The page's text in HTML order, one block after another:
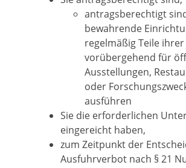
antragsberechtigt
bewahrende
regelmäßig Teile
vorübergehend für
Ausstellungen,
oder
ausführen
Sie die erforderlichen
eingereicht haben,
zum Zeitpunkt der
Ausfuhrverbot nach § 21